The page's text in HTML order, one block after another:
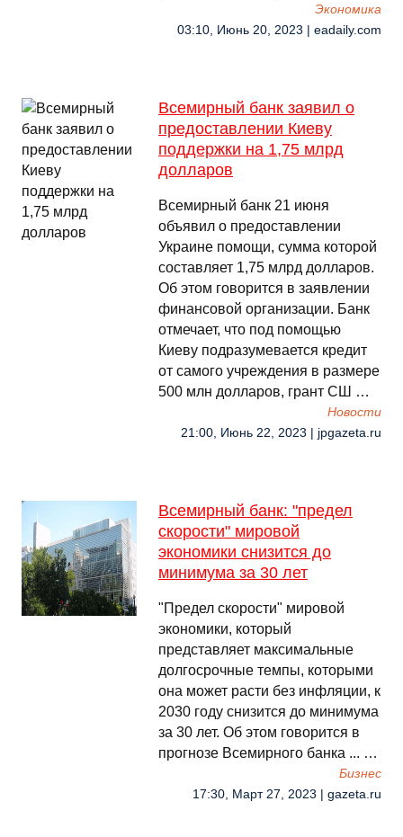
Экономика
03:10, Июнь 20, 2023 | eadaily.com
Всемирный банк заявил о
предоставлении Киеву
поддержки на 1,75 млрд
долларов
Всемирный банк 21 июня
объявил о предоставлении
Украине помощи, сумма которой
составляет 1,75 млрд долларов.
Об этом говорится в заявлении
финансовой организации. Банк
отмечает, что под помощью
Киеву подразумевается кредит
от самого учреждения в размере
500 млн долларов, грант СШ …
Новости
21:00, Июнь 22, 2023 | jpgazeta.ru
Всемирный банк: "предел
скорости" мировой
экономики снизится до
минимума за 30 лет
"Предел скорости" мировой
экономики, который
представляет максимальные
долгосрочные темпы, которыми
она может расти без инфляции, к
2030 году снизится до минимума
за 30 лет. Об этом говорится в
прогнозе Всемирного банка ... …
Бизнес
17:30, Март 27, 2023 | gazeta.ru